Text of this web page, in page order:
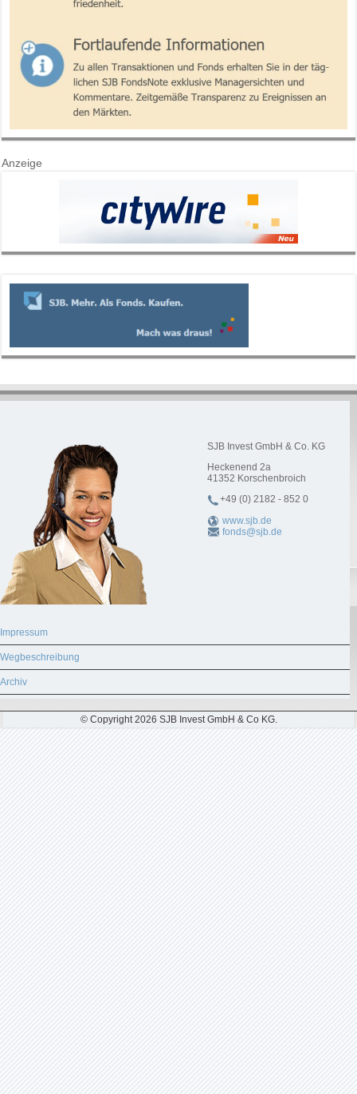
Anzeige
SJB Invest GmbH & Co. KG
Heckenend 2a
41352 Korschenbroich
+49 (0) 2182 - 852 0
www.sjb.de
fonds@sjb.de
Impressum
Wegbeschreibung
Archiv
© Copyright 2026 SJB Invest GmbH & Co KG.